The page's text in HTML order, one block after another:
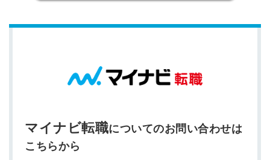
マイナビ転職についてのお問い合わせは
こちらから